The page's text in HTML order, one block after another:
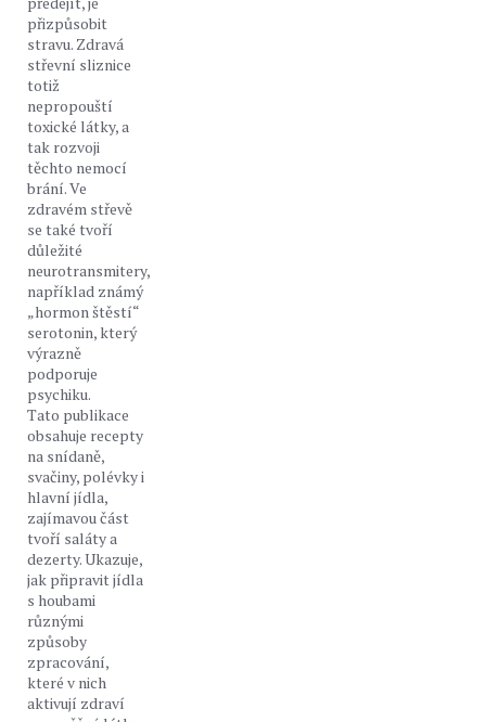
přizpůsobit
stravu. Zdravá
střevní sliznice
totiž
nepropouští
toxické látky, a
tak rozvoji
těchto nemocí
brání. Ve
zdravém střevě
se také tvoří
důležité
neurotransmitery,
například známý
„hormon štěstí“
serotonin, který
výrazně
podporuje
psychiku.
Tato publikace
obsahuje recepty
na snídaně,
svačiny, polévky i
hlavní jídla,
zajímavou část
tvoří saláty a
dezerty. Ukazuje,
jak připravit jídla
s houbami
různými
způsoby
zpracování,
které v nich
aktivují zdraví